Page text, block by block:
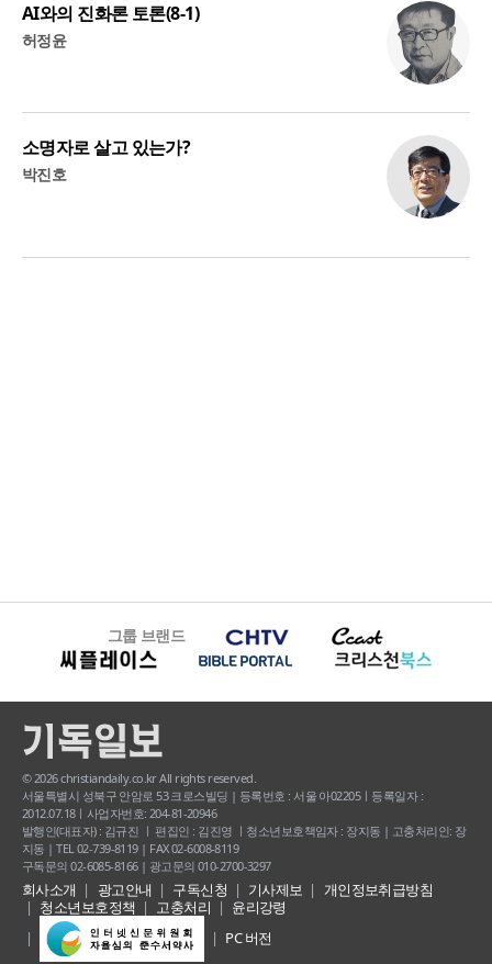
AI와의 진화론 토론(8-1)
허정윤
소명자로 살고 있는가?
박진호
그룹 브랜드
© 2026 christiandaily.co.kr All rights reserved.
서울특별시 성북구 안암로 53 크로스빌딩 | 등록번호 : 서울 아02205ㅣ등록일자 :
2012.07.18ㅣ사업자번호: 204-81-20946
발행인(대표자) : 김규진 ㅣ 편집인 : 김진영 ㅣ청소년보호책임자 : 장지동 | 고충처리인: 장
지동 | TEL 02-739-8119 | FAX 02-6008-8119
구독문의 02-6085-8166 | 광고문의 010-2700-3297
회사소개 광고안내 구독신청 기사제보
개인정보취급방침
청소년보호정책
고충처리
윤리강령
PC 버전